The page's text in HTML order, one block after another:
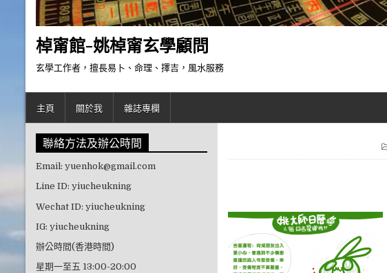
棹甯館-姚棹甯玄學顧問
玄學工作者，擅長易卜、命理、擇吉，風水服務
主頁 關於我 雜誌專欄
聯絡方法及辦公時間
Email: yuenhok@gmail.com
Line ID: yiucheukning
Wechat ID: yiucheukning
IG: yiucheukning
辦公時間(香港時間)
星期一至五 13:00-20:00